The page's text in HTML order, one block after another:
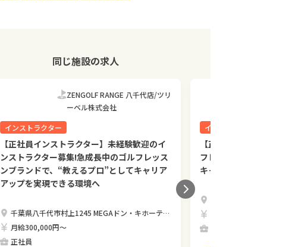
同じ施設の求人
ZENGOLF RANGE 八千代店/ツリ
ーベル株式会社
インストラクター
【正社員インストラクター】未経験歓迎のイ
ンストラクター募集!急成長中のゴルフレッス
ンブランドで、“教えるプロ”としてキャリア
アップを実現できる環境へ
千葉県八千代市村上1245 MEGAドン・キホーテ八千代16号 バイパス店 3F
月給300,000円〜
正社員
インストラクター
【正社員インストラク
フレッスンブランドで
キャリアアップを実現で